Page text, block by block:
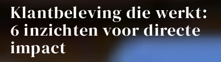
Klantbeleving die werkt:
6 inzichten voor directe
impact